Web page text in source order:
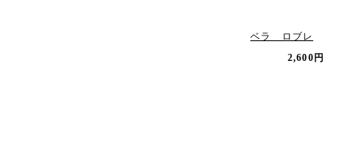
ベラ ロブレ
2,600円